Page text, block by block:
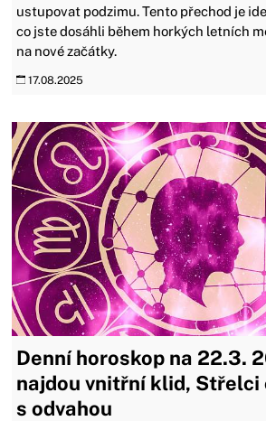
ustupovat podzimu. Tento přechod je
co jste dosáhli během horkých letních
na nové začátky.
17.08.2025
Denní horoskop na 22.3.
najdou vnitřní klid, Střelci
s odvahou